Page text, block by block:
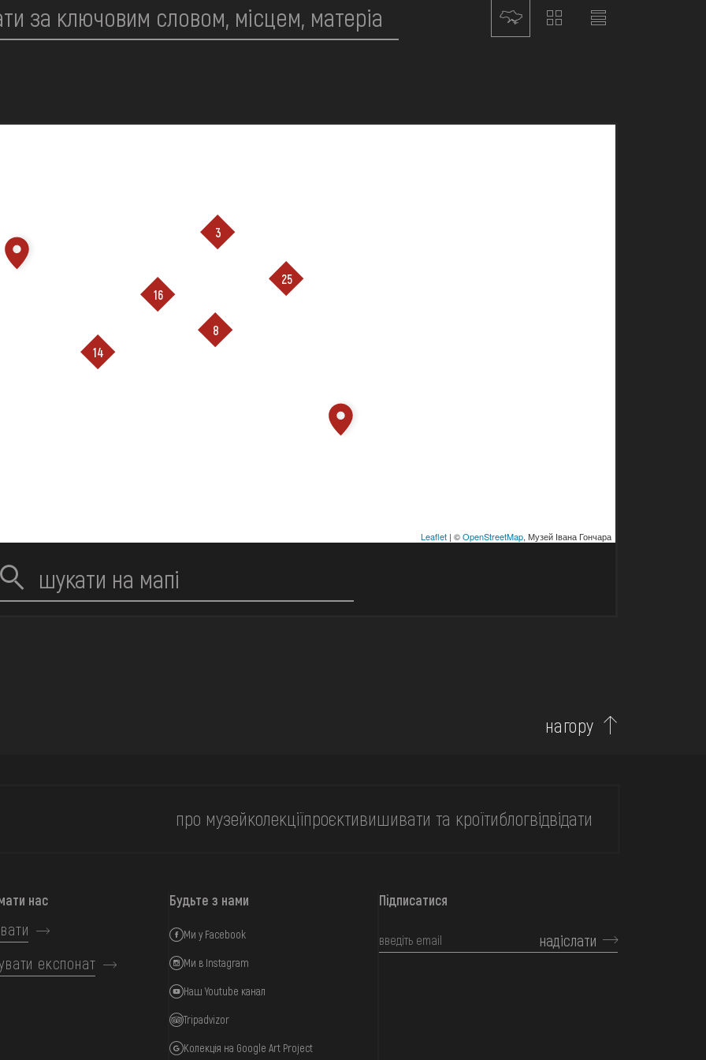
завантажується ...
25
3
8
14
16
Leaflet | ©OpenStreetMap, Музей Івана Гончара
нагору
про музейколекціїпроєктивишивати та кроїтиблогвідвідати
нас
експонат
Будьте з нами
Ми у Facebook
Ми в Instagram
Наш Youtube канал
Tripadvizor
Колекція на Google Art Project
Підписатися
надіслати